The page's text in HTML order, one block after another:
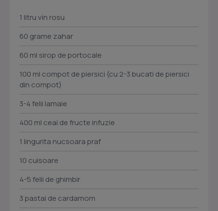
1 litru vin rosu
60 grame zahar
60 ml sirop de portocale
100 ml compot de piersici (cu 2-3 bucati de piersici
din compot)
3-4 felii lamaie
400 ml ceai de fructe infuzie
1 lingurita nucsoara praf
10 cuisoare
4-5 felii de ghimbir
3 pastai de cardamom